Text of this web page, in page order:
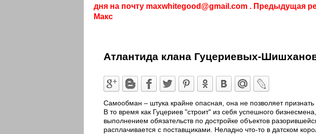
дня на почту maxwhitegood@gmail.com . Предыдущая
Макс
Атлантида клана Гуцериевых-
Самообман – штука крайне опасная, она не позволяет
В то время как Гуцериев "строит" из себя успешного
выполнением обязательств по достройке объектов
расплачивается с поставщиками. Неладно что-то в датском